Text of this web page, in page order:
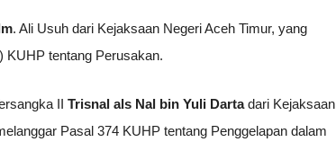
. Ali Usuh dari Kejaksaan Negeri Aceh Timur, yang
KUHP tentang Perusakan.
II Trisnal als Nal bin Yuli Dartadari Kejaksaan
Pasal 374 KUHP tentang Penggelapan dalam